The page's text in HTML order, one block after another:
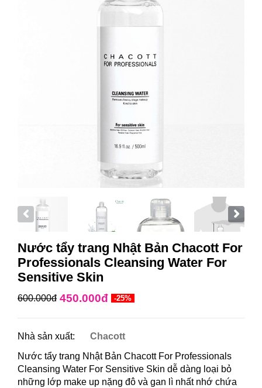
Nước tẩy trang Nhật Bản Chacott For
Professionals Cleansing Water For
Sensitive Skin
600.000đ 450.000đ -25%
Nhà sản xuất:
Chacott
Nước tẩy trang Nhật Bản Chacott For Professionals
Cleansing Water For Sensitive Skin dễ dàng loại bỏ
những lớp make up nặng đô và gan lì nhất nhớ chứa